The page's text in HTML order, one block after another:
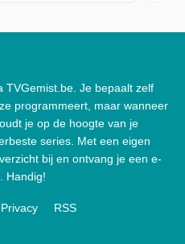
TVGemist.be. Je bepaalt zelf
programmeert, maar wanneer
je op de hoogte van je
series. Met een eigen
bij en ontvang je een e-
Handig!
Privacy RSS